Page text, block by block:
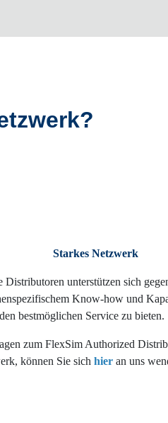
Starkes Netzwerk
Distributoren unterstützen sich
Know-how und
bestmöglichen Service zu bieten.
zum FlexSim Authorized
können Sie sich hier an uns